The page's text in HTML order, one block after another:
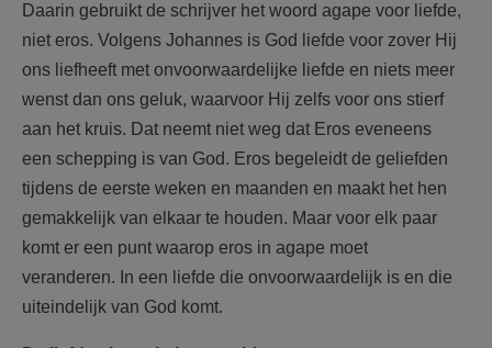
Daarin gebruikt de schrijver het woord agape voor liefde,
niet eros. Volgens Johannes is God liefde voor zover Hij
ons liefheeft met onvoorwaardelijke liefde en niets meer
wenst dan ons geluk, waarvoor Hij zelfs voor ons stierf
aan het kruis. Dat neemt niet weg dat Eros eveneens
een schepping is van God. Eros begeleidt de geliefden
tijdens de eerste weken en maanden en maakt het hen
gemakkelijk van elkaar te houden. Maar voor elk paar
komt er een punt waarop eros in agape moet
veranderen. In een liefde die onvoorwaardelijk is en die
uiteindelijk van God komt.